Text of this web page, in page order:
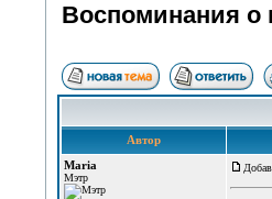
Воспоминания о
Автор
Maria
Мэтр